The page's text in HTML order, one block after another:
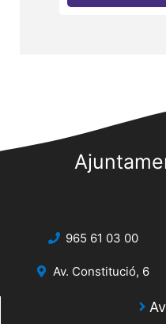
965 61 03 00
Av. Constitució, 6